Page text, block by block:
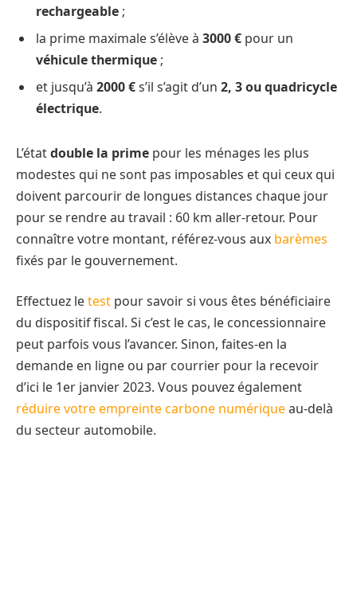
rechargeable ;
la prime maximale s’élève à 3000 € pour un
véhicule thermique ;
et jusqu’à 2000 €s’il s’agit d’un 2, 3 ou quadricycle
électrique.
L’étatdouble la prime pour les ménages les plus
modestes qui ne sont pas imposables et qui ceux qui
doivent parcourir de longues distances chaque jour
pour se rendre au travail : 60 km aller-retour. Pour
connaître votre montant, référez-vous aux barèmes
fixés par le gouvernement.
Effectuez letest pour savoir si vous êtes bénéficiaire
du dispositif fiscal. Si c’est le cas, le concessionnaire
peut parfois vous l’avancer. Sinon, faites-en la
demande en ligne ou par courrier pour la recevoir
d’ici le 1er janvier 2023. Vous pouvez également
réduire votre empreinte carbone numériqueau-delà
du secteur automobile.